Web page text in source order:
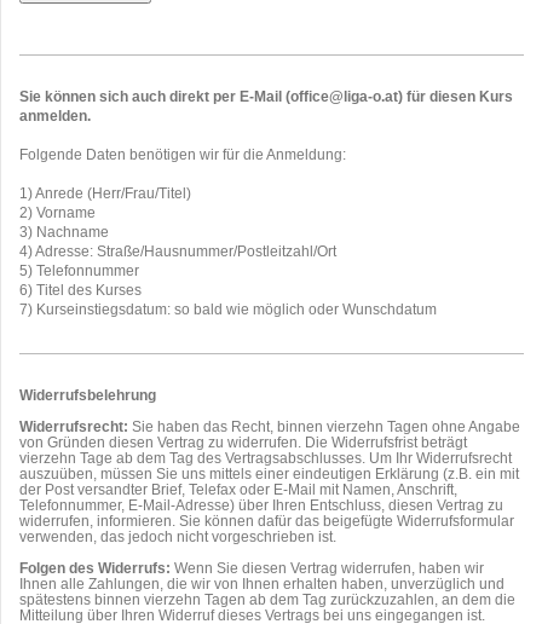
Sie können sich auch direkt per E-Mail (office@liga-o.at) für diesen Kurs
anmelden.
Folgende Daten benötigen wir für die Anmeldung:
1) Anrede (Herr/Frau/Titel)
2) Vorname
3) Nachname
4) Adresse: Straße/Hausnummer/Postleitzahl/Ort
5) Telefonnummer
6) Titel des Kurses
7) Kurseinstiegsdatum: so bald wie möglich oder Wunschdatum
Widerrufsbelehrung
Widerrufsrecht: Sie haben das Recht, binnen vierzehn Tagen ohne Angabe
von Gründen diesen Vertrag zu widerrufen. Die Widerrufsfrist beträgt
vierzehn Tage ab dem Tag des Vertragsabschlusses. Um Ihr Widerrufsrecht
auszuüben, müssen Sie uns mittels einer eindeutigen Erklärung (z.B. ein mit
der Post versandter Brief, Telefax oder E-Mail mit Namen, Anschrift,
Telefonnummer, E-Mail-Adresse) über Ihren Entschluss, diesen Vertrag zu
widerrufen, informieren. Sie können dafür das beigefügte Widerrufsformular
verwenden, das jedoch nicht vorgeschrieben ist.
Folgen des Widerrufs: Wenn Sie diesen Vertrag widerrufen, haben wir
Ihnen alle Zahlungen, die wir von Ihnen erhalten haben, unverzüglich und
spätestens binnen vierzehn Tagen ab dem Tag zurückzuzahlen, an dem die
Mitteilung über Ihren Widerruf dieses Vertrags bei uns eingegangen ist.